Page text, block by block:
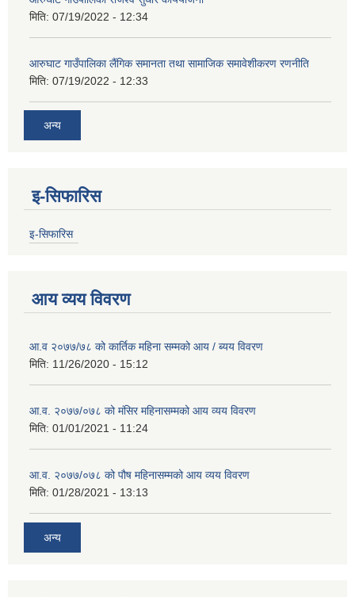
मिति: 07/19/2022 - 12:34
आरुघाट गाउँपालिका लैंगिक समानता तथा सामाजिक समावेशीकरण रणनीति
मिति: 07/19/2022 - 12:33
अन्य
इ-सिफारिस
इ-सिफारिस
आय व्यय विवरण
आ.व २०७७/७८ को कार्तिक महिना सम्मको आय / ब्यय विवरण
मिति: 11/26/2020 - 15:12
आ.व. २०७७/०७८ को मंसिर महिनासम्मको आय व्यय विवरण
मिति: 01/01/2021 - 11:24
आ.व. २०७७/०७८ को पौष महिनासम्मको आय व्यय विवरण
मिति: 01/28/2021 - 13:13
अन्य